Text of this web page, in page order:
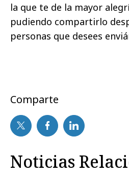
la que te de la mayor
pudiendo compartirlo
personas que desees
Comparte
Noticias